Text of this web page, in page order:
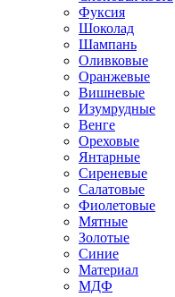
Фуксия
Шоколад
Шампань
Оливковые
Оранжевые
Вишневые
Изумрудные
Венге
Ореховые
Янтарные
Сиреневые
Салатовые
Фиолетовые
Мятные
Золотые
Синие
Материал
МДФ